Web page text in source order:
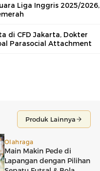
Liga Inggris 2025/2026,
di CFD Jakarta, Dokter
Parasocial Attachment